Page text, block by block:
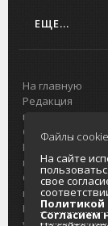
ЕЩЕ...
На главную
Редакция
портала
О проекте
Реклама на
портале
Отзывы и
предложения
Интернет-
Файлы
На сайте
свое
Политикой
Согласием